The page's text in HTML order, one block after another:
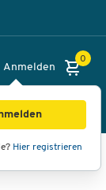
Anmelden
Hier registrieren
0